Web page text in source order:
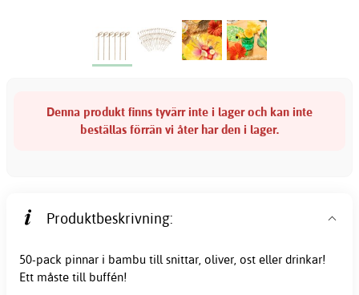
Denna produkt finns tyvärr inte i lager och kan inte
beställas förrän vi åter har den i lager.
Produktbeskrivning:
50-pack pinnar i bambu till snittar, oliver, ost eller drinkar!
Ett måste till buffén!